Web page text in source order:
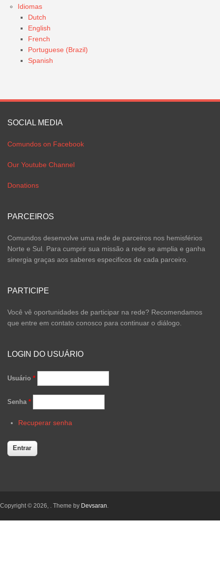
Idiomas
Dutch
English
French
Portuguese (Brazil)
Spanish
SOCIAL MEDIA
Comundos on Facebook
Our Youtube Channel
Donations
PARCEIROS
Comundos desenvolve uma rede de parceiros nos hemisférios
Norte e Sul. Para cumprir sua missão a rede se amplia e ganha
sinergia graças aos saberes especificos de cada parceiro.
PARTICIPE
Você vê oportunidades de participar na rede? Recomendamos
que entre em contato conosco para continuar o diálogo.
LOGIN DO USUÁRIO
Usuário *
Senha *
Recuperar senha
Copyright © 2026, . Theme by Devsaran